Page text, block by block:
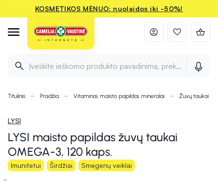
KOSMETIKOS MĖNUO: nuolaidos iki -50%!
Įveskite ieškomo produkto pavadinimą, prekės ženklą ir
Titulinis Pradžia Vitaminai, maisto papildai, mineralai Žuvų taukai ir
LYSI
LYSI maisto papildas žuvų taukai
OMEGA-3, 120 kaps.
Imunitetui Širdžiai Smegenų veiklai